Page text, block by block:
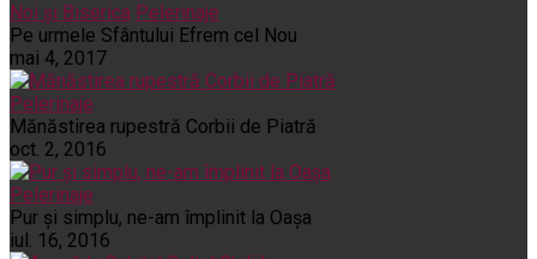
Noi și Biserica Pelerinaje
Pe urmele Sfântului Efrem cel Nou
mai 4, 2017
Pelerinaje
Mănăstirea rupestră Corbii de Piatră
oct. 2, 2016
Pelerinaje
Pur şi simplu, ne-am împlinit la Oaşa
iul. 16, 2016